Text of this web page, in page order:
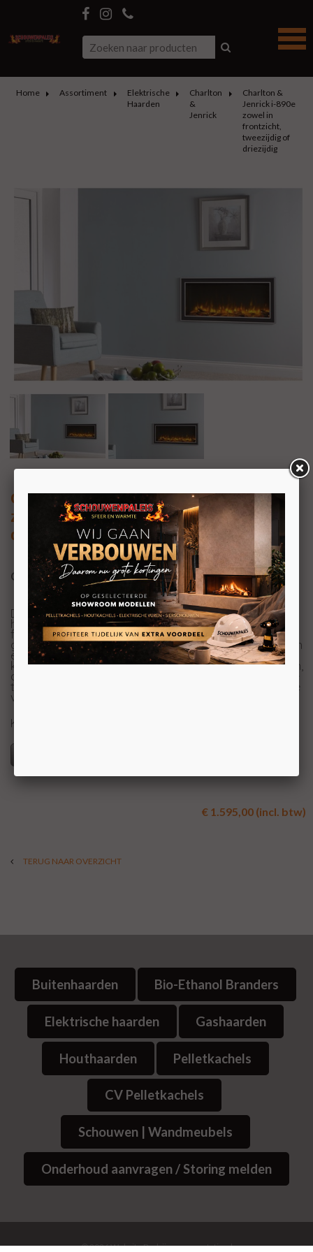
Home Assortiment
Elektrische
Haarden
Charlton
&
Jenrick
Charlton &
Jenrick i-890e
zowel in
frontzicht,
tweezijdig of
driezijdig
Charlton & Jenrick i-890e
zowel in frontzicht, tweezijdig of
driezijdig
Charlton & Jenrick i-890e
De Charlton & Jenrick I-Range 4D Ecoflame elektrische
haarden zijn inbouwhaarden. Ze kunnen zowel in
frontzicht, tweezijdig of driezijdig geleverd worden. De
gepatenteerde 4D ECOflame™ zorgt voor een realistisch
effect van de vlammen. Via de afstandsbediening
kunnen er meerdere stemmingskleuren geregeld worden,
daarnaast heeft de afstandsbediening een ingebouwde
thermostaat en timer. Er kan gekozen worden voor twee
verschillende temperatuurstanden: 1 kW en 2kW.
KOM VOOR UW PRIJS NAAR ONZE SHOWROOM
€ 1.595,00 (incl. btw)
TERUG NAAR OVERZICHT
Buitenhaarden Bio-Ethanol Branders
Elektrische haarden Gashaarden
Houthaarden Pelletkachels
CV Pelletkachels
Schouwen | Wandmeubels
Onderhoud aanvragen / Storing melden
© 2026Website Bedrijvenpresentatie.nl